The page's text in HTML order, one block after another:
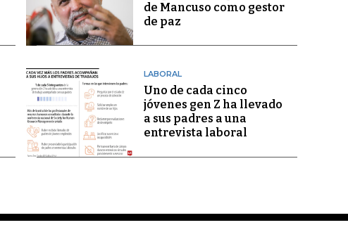
de Mancuso como gestor
de paz
LABORAL
Uno de cada cinco
jóvenes gen Z ha llevado
a sus padres a una
entrevista laboral